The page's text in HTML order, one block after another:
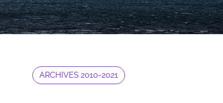
ARCHIVES 2010-2021